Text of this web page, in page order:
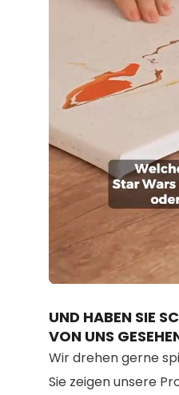
UND HABEN SIE
VON UNS
Wir drehen gerne
Sie zeigen unsere